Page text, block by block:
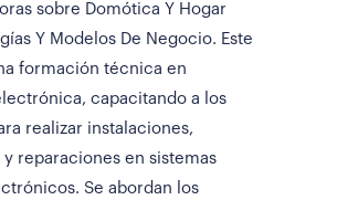
sobre Domótica Y Hogar
Y Modelos De Negocio. Este
formación técnica en
capacitando a los
realizar instalaciones,
reparaciones en sistemas
Se abordan los